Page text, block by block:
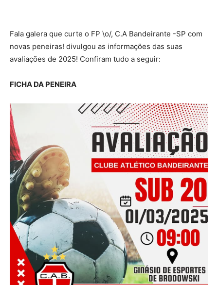
Fala galera que curte o FP \o/, C.A Bandeirante -SP com
novas peneiras! divulgou as informações das suas
avaliações de 2025! Confiram tudo a seguir:
FICHA DA PENEIRA